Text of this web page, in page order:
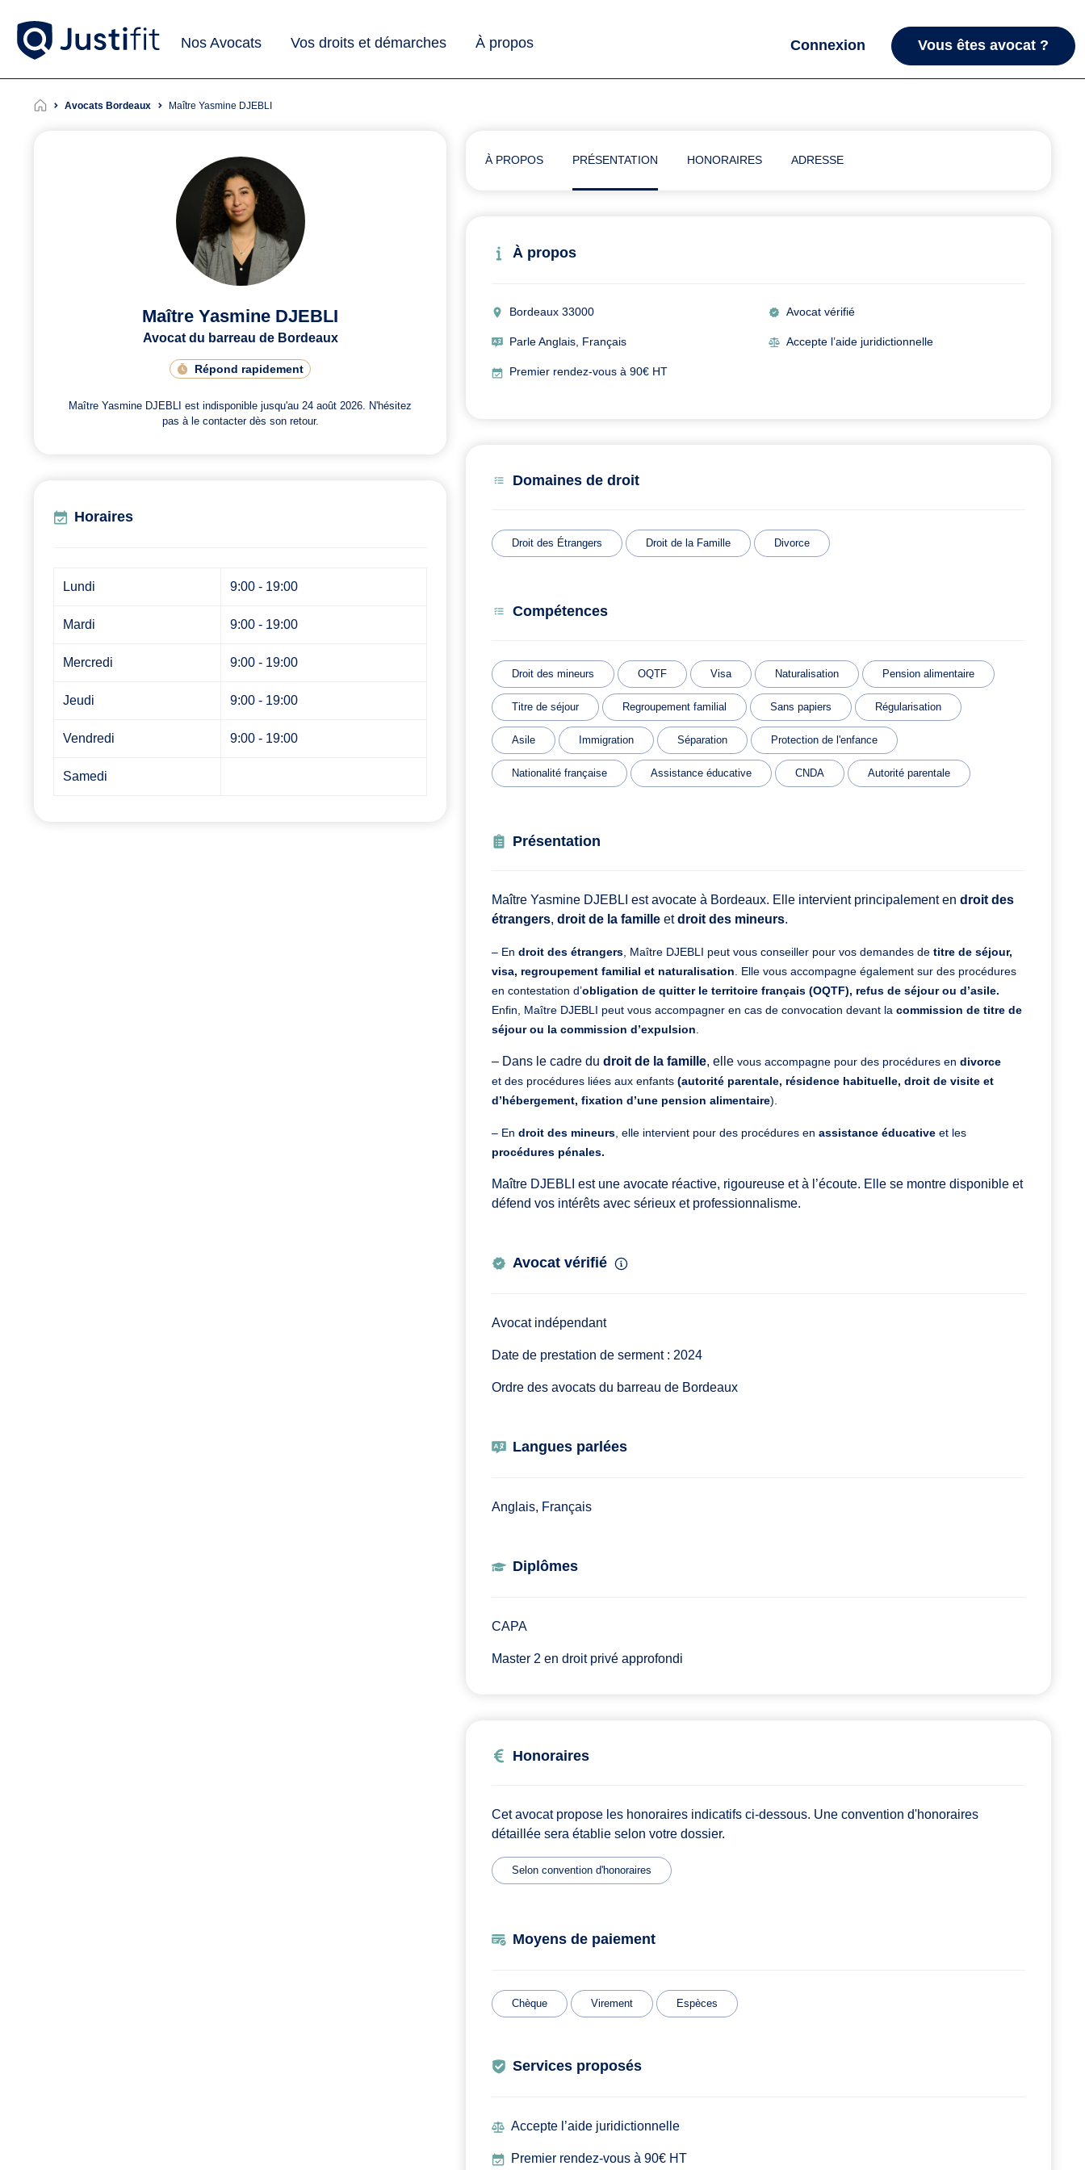
Nos Avocats Vos droits et démarches À propos Connexion Vous êtes avocat ?
Avocats Bordeaux Maître Yasmine DJEBLI
Maître Yasmine DJEBLI
Avocat du barreau de Bordeaux
Répond rapidement
Maître Yasmine DJEBLI est indisponible jusqu'au 24 août 2026. N'hésitez
pas à le contacter dès son retour.
Horaires
Lundi 9:00 - 19:00
Mardi 9:00 - 19:00
Mercredi 9:00 - 19:00
Jeudi 9:00 - 19:00
Vendredi 9:00 - 19:00
Samedi
À PROPOS PRÉSENTATION HONORAIRES ADRESSE
À propos
Bordeaux 33000 Avocat vérifié
Parle Anglais, Français Accepte l’aide juridictionnelle
Premier rendez-vous à 90€ HT
Domaines de droit
Droit des Étrangers Droit de la Famille Divorce
Compétences
Droit des mineurs OQTF Visa Naturalisation Pension alimentaire
Titre de séjour Regroupement familial Sans papiers Régularisation
Asile Immigration Séparation Protection de l'enfance
Nationalité française Assistance éducative CNDA Autorité parentale
Présentation
Maître Yasmine DJEBLI est avocate à Bordeaux. Elle intervient principalement en droit des
étrangers, droit de la famille etdroit des mineurs.
– En droit des étrangers , Maître DJEBLI peut vous conseiller pour vos demandes de titre de séjour,
visa, regroupement familial et naturalisation . Elle vous accompagne également sur des procédures
en contestation d’obligation de quitter le territoire français (OQTF), refus de séjour ou d’asile.
Enfin, Maître DJEBLI peut vous accompagner en cas de convocation devant la commission de titre de
séjour ou la commission d’expulsion
– Dans le cadre du droit de la famille, elle vous accompagne pour des procédures en divorce
et des procédures liées aux enfants (autorité parentale, résidence habituelle, droit de visite et
d’hébergement, fixation d’une pension alimentaire).
– En droit des mineurs , elle intervient pour des procédures en assistance éducative et les
procédures pénales.
Maître DJEBLI est une avocate réactive, rigoureuse et à l’écoute. Elle se montre disponible et
défend vos intérêts avec sérieux et professionnalisme.
Avocat vérifié
Avocat indépendant
Date de prestation de serment : 2024
Ordre des avocats du barreau de Bordeaux
Langues parlées
Anglais, Français
Diplômes
CAPA
Master 2 en droit privé approfondi
Honoraires
Cet avocat propose les honoraires indicatifs ci-dessous. Une convention d'honoraires
détaillée sera établie selon votre dossier.
Selon convention d'honoraires
Moyens de paiement
Chèque Virement Espèces
Services proposés
Accepte l’aide juridictionnelle
Premier rendez-vous à 90€ HT